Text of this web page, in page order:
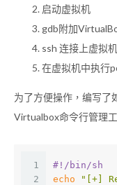
启动虚拟机
gdb附加
ssh 连接上虚拟机
在虚拟机中执行
为了方便操作，编写了
Virtualbox命令行管理
1
2
#!/bin/sh
echo
"[+]